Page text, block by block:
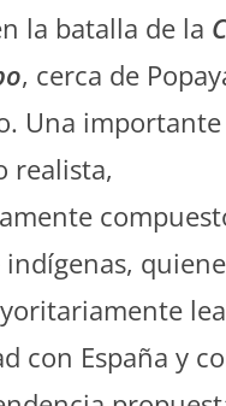
la batalla de la
, cerca de
Una
realista,
indígenas,
con España y